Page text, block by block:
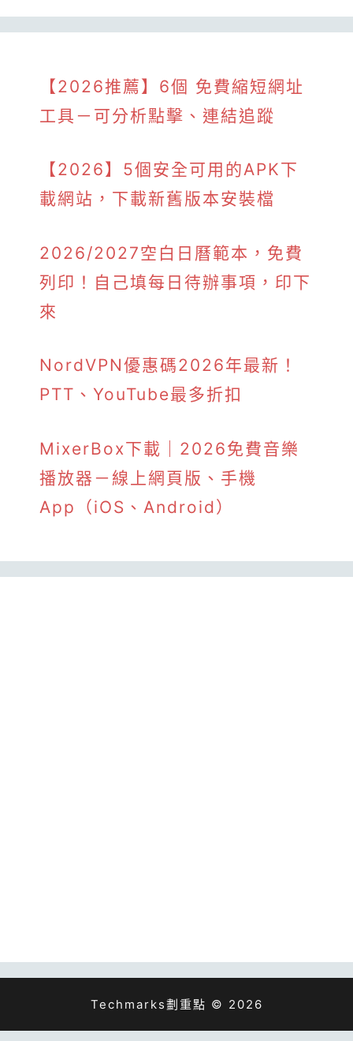
【2026推薦】6個 免費縮短網址
工具－可分析點擊、連結追蹤
【2026】5個安全可用的APK下
載網站，下載新舊版本安裝檔
2026/2027空白日曆範本，免費
列印！自己填每日待辦事項，印下
來
NordVPN優惠碼2026年最新！
PTT、YouTube最多折扣
MixerBox下載｜2026免費音樂
播放器－線上網頁版、手機
App（iOS、Android）
Techmarks劃重點 © 2026